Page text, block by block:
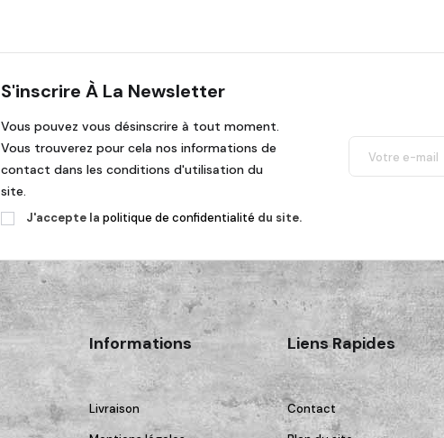
S'inscrire À La Newsletter
Vous pouvez vous désinscrire à tout moment.
Vous trouverez pour cela nos informations de
contact dans les conditions d'utilisation du
site.
J'accepte la politique de confidentialité du site.
Informations
Livraison
Liens Rapides
Contact